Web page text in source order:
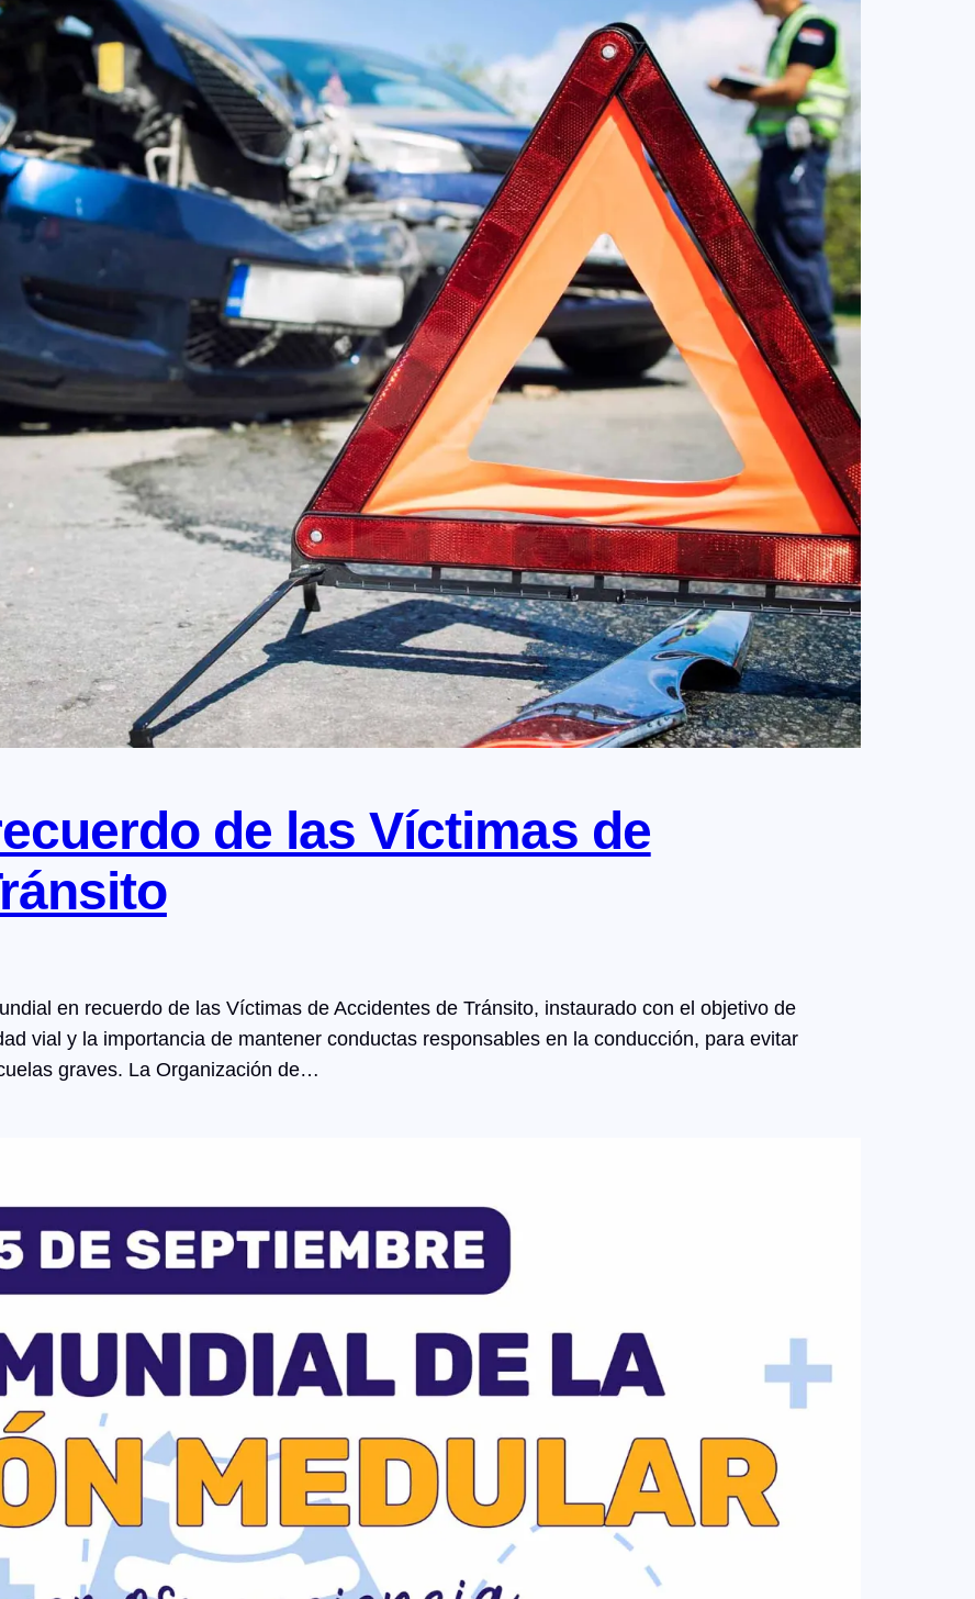
de las Víctimas de
en recuerdo de las Víctimas de Accidentes de Tránsito, instaurado con el objetivo de
vial y la importancia de mantener conductas responsables en la conducción, para evitar
graves. La Organización de…